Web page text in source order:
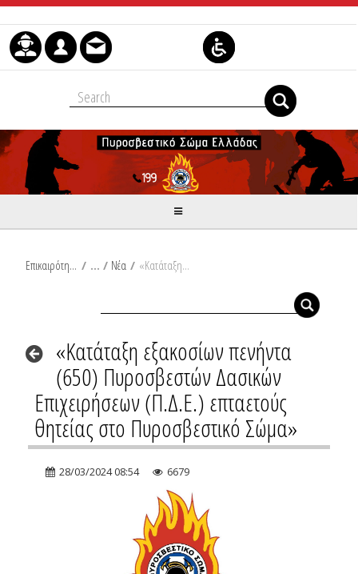
Skip to Content
Επικαιρότητα / Νέα / «Κατάταξη εξακοσίων πενήντα (650) Πυροσβεστών Δασικών Επιχειρήσεων (Π.Δ.Ε.) επταετούς θητείας στο Πυροσβεστικό Σώμα»
«Κατάταξη εξακοσίων πενήντα
(650) Πυροσβεστών Δασικών
Επιχειρήσεων (Π.Δ.Ε.) επταετούς
θητείας στο Πυροσβεστικό Σώμα»
28/03/2024 08:54 6679